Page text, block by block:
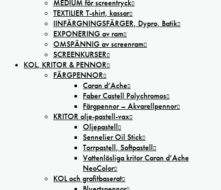
MEDIUM för screentryck
TEXTILIER T-shirt, kassar
IINFÄRGNINGSFÄRGER, Dypro, Batik
EXPONERING av ram
OMSPÄNNIG av screenram
SCREENKURSER
KOL, KRITOR & PENNOR
FÄRGPENNOR
Caran d’Ache
Faber Castell Polychromos
Färgpennor – Akvarellpennor
KRITOR olje-pastell-vax
Oljepastell
Sennelier Oil Stick
Torrpastell, Softpastell
Vattenlösliga kritor Caran d’Ache
NeoColor
KOL och grafitbaserat